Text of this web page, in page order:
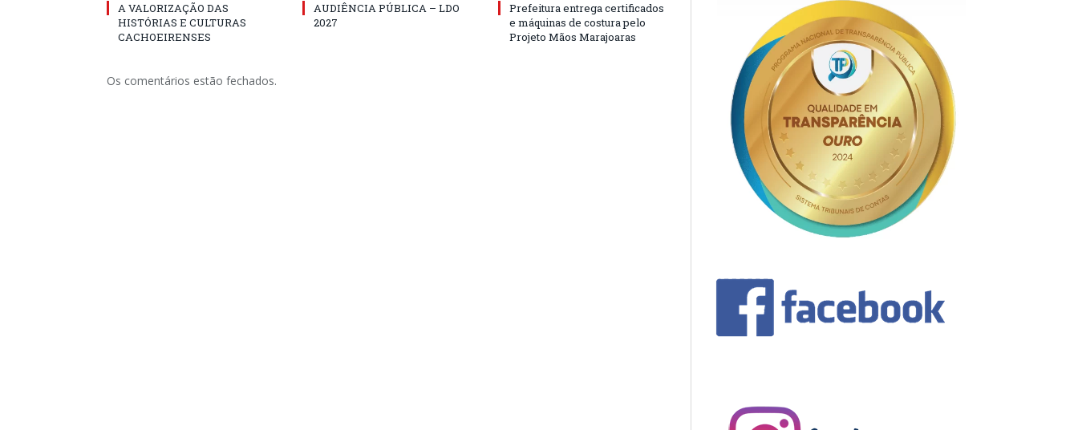
A VALORIZAÇÃO DAS
HISTÓRIAS E CULTURAS
CACHOEIRENSES
AUDIÊNCIA PÚBLICA – LDO
2027
Prefeitura entrega certificados
e máquinas de costura pelo
Projeto Mãos Marajoaras
Os comentários estão fechados.